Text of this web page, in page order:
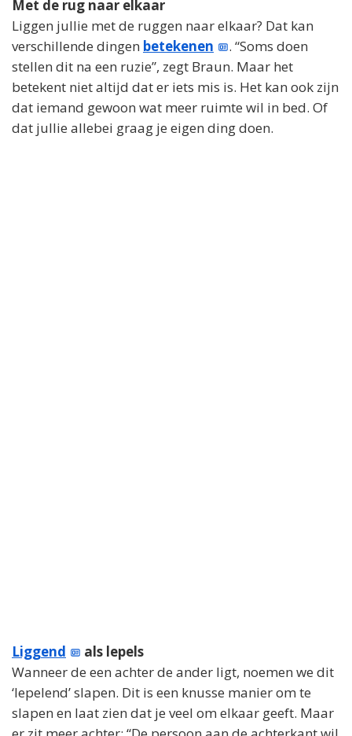
Met de rug naar elkaar
Liggen jullie met de ruggen naar elkaar? Dat kan
verschillende dingen betekenen
. “Soms doen
stellen dit na een ruzie”, zegt Braun. Maar het
betekent niet altijd dat er iets mis is. Het kan ook zijn
dat iemand gewoon wat meer ruimte wil in bed. Of
dat jullie allebei graag je eigen ding doen.
Liggend
als lepels
Wanneer de een achter de ander ligt, noemen we dit
‘lepelend’ slapen. Dit is een knusse manier om te
slapen en laat zien dat je veel om elkaar geeft. Maar